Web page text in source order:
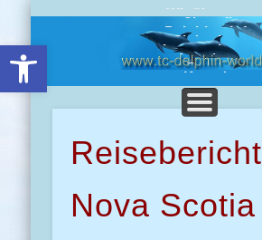
Open toolbar
Wir über uns
Chronik
Delphine-Info
Clubreisen
Impressionen
Angebote
Presse
Kontakt
Reisebericht
Nova Scotia